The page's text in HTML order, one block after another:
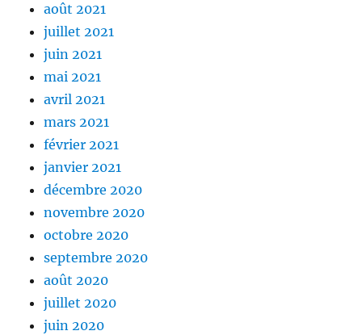
août 2021
juillet 2021
juin 2021
mai 2021
avril 2021
mars 2021
février 2021
janvier 2021
décembre 2020
novembre 2020
octobre 2020
septembre 2020
août 2020
juillet 2020
juin 2020